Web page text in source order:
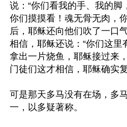
说：“你们看我的手、我的脚
你们摸摸看！魂无骨无肉，
后，耶稣还向他们吹了一口
相信，耶稣还说：“你们这里
拿出一片烧鱼，耶稣接过
门徒们这才相信，耶稣确实复
可是那天多马没有在场，多
一，以多疑著称。